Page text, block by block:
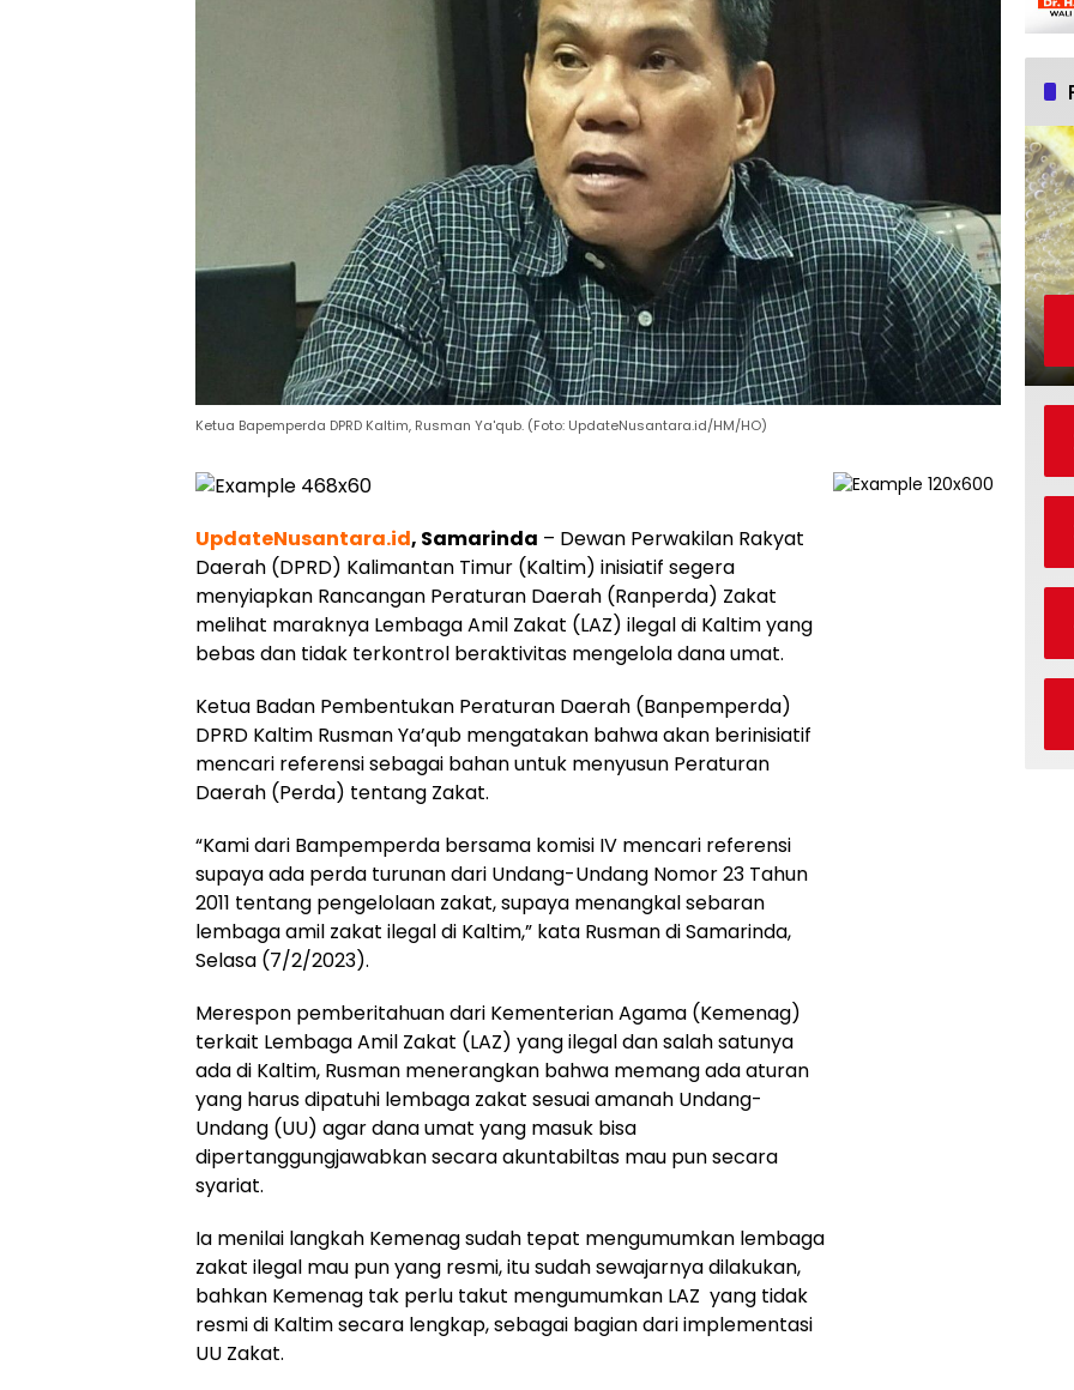
Ketua Bapemperda DPRD Kaltim, Rusman Ya'qub. (Foto: UpdateNusantara.id/HM/HO)
UpdateNusantara.id, Samarinda – Dewan Perwakilan Rakyat
Daerah (DPRD) Kalimantan Timur (Kaltim) inisiatif segera
menyiapkan Rancangan Peraturan Daerah (Ranperda) Zakat
melihat maraknya Lembaga Amil Zakat (LAZ) ilegal di Kaltim yang
bebas dan tidak terkontrol beraktivitas mengelola dana umat.
Ketua Badan Pembentukan Peraturan Daerah (Banpemperda)
DPRD Kaltim Rusman Ya’qub mengatakan bahwa akan berinisiatif
mencari referensi sebagai bahan untuk menyusun Peraturan
Daerah (Perda) tentang Zakat.
“Kami dari Bampemperda bersama komisi IV mencari referensi
supaya ada perda turunan dari Undang-Undang Nomor 23 Tahun
2011 tentang pengelolaan zakat, supaya menangkal sebaran
lembaga amil zakat ilegal di Kaltim,” kata Rusman di Samarinda,
Selasa (7/2/2023).
Merespon pemberitahuan dari Kementerian Agama (Kemenag)
terkait Lembaga Amil Zakat (LAZ) yang ilegal dan salah satunya
ada di Kaltim, Rusman menerangkan bahwa memang ada aturan
yang harus dipatuhi lembaga zakat sesuai amanah Undang-
Undang (UU) agar dana umat yang masuk bisa
dipertanggungjawabkan secara akuntabiltas mau pun secara
syariat.
Ia menilai langkah Kemenag sudah tepat mengumumkan lembaga
zakat ilegal mau pun yang resmi, itu sudah sewajarnya dilakukan,
bahkan Kemenag tak perlu takut mengumumkan LAZ yang tidak
resmi di Kaltim secara lengkap, sebagai bagian dari implementasi
UU Zakat.